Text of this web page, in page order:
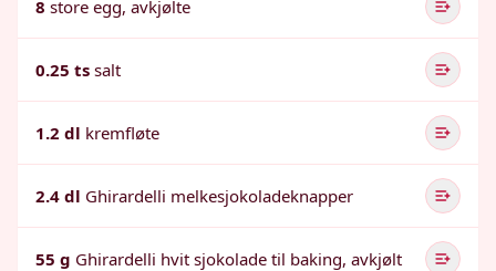
8 store egg, avkjølte
0.25 ts salt
1.2 dl kremfløte
2.4 dl Ghirardelli melkesjokoladeknapper
55 g Ghirardelli hvit sjokolade til baking, avkjølt